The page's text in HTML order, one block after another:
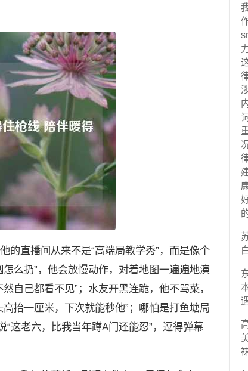
的直播间从来不是“高端局教学秀”，而是像个
么扔”，他会放慢动作，对着地图一遍遍地演
自己都看不见”；水友开黑连跪，他不骂菜，
抬一厘米，下次就能秒他”；哪怕是打鱼塘局
“这老六，比我当年蹲A门还能忍”，逗得弹幕